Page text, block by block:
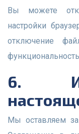
Вы можете отключить файлы cookie, изменив
настройки
отключение
6. Изменения к
Мы оставляем за собой право изменять настоящее